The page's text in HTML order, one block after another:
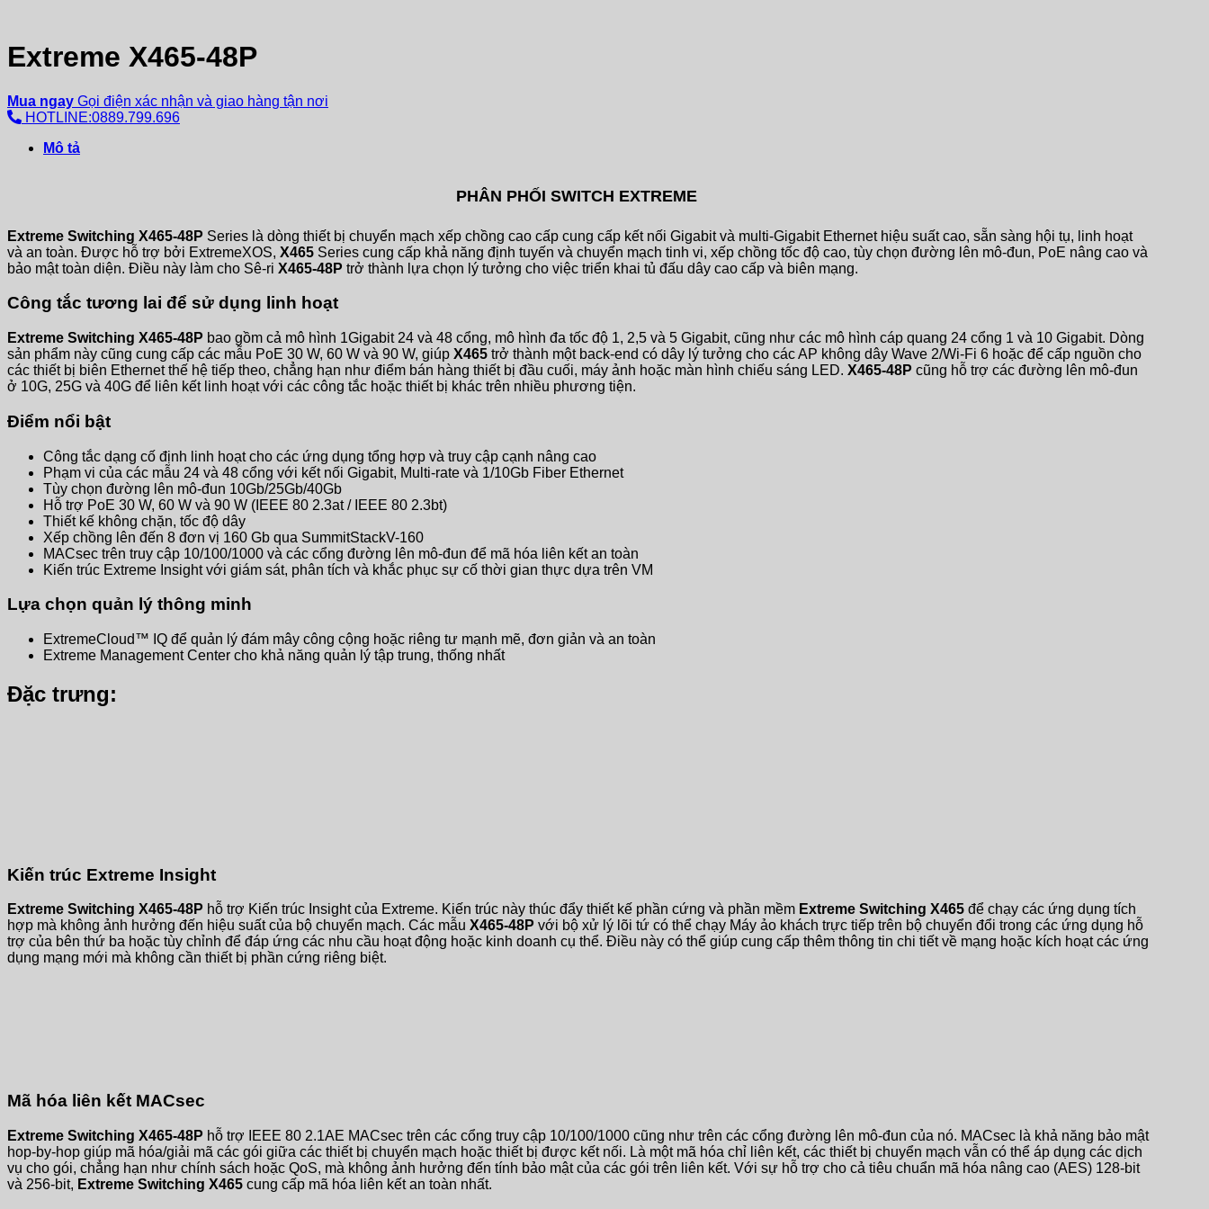
Extreme X465-48P
Mua ngay Gọi điện xác nhận và giao hàng tận nơi
HOTLINE:0889.799.696
Mô tả
PHÂN PHỐI SWITCH EXTREME
Extreme Switching X465-48P Series là dòng thiết bị chuyển mạch xếp chồng cao cấp cung cấp kết nối Gigabit và multi-Gigabit Ethernet hiệu suất cao, sẵn sàng hội tụ, linh hoạt
và an toàn. Được hỗ trợ bởi ExtremeXOS, X465 Series cung cấp khả năng định tuyến và chuyển mạch tinh vi, xếp chồng tốc độ cao, tùy chọn đường lên mô-đun, PoE nâng cao và
bảo mật toàn diện. Điều này làm cho Sê-ri X465-48P trở thành lựa chọn lý tưởng cho việc triển khai tủ đấu dây cao cấp và biên mạng.
Công tắc tương lai để sử dụng linh hoạt
Extreme Switching X465-48P bao gồm cả mô hình 1Gigabit 24 và 48 cổng, mô hình đa tốc độ 1, 2,5 và 5 Gigabit, cũng như các mô hình cáp quang 24 cổng 1 và 10 Gigabit. Dòng
sản phẩm này cũng cung cấp các mẫu PoE 30 W, 60 W và 90 W, giúp X465 trở thành một back-end có dây lý tưởng cho các AP không dây Wave 2/Wi-Fi 6 hoặc để cấp nguồn cho
các thiết bị biên Ethernet thế hệ tiếp theo, chẳng hạn như điểm bán hàng thiết bị đầu cuối, máy ảnh hoặc màn hình chiếu sáng LED. X465-48P cũng hỗ trợ các đường lên mô-đun
ở 10G, 25G và 40G để liên kết linh hoạt với các công tắc hoặc thiết bị khác trên nhiều phương tiện.
Điểm nổi bật
Công tắc dạng cố định linh hoạt cho các ứng dụng tổng hợp và truy cập cạnh nâng cao
Phạm vi của các mẫu 24 và 48 cổng với kết nối Gigabit, Multi-rate và 1/10Gb Fiber Ethernet
Tùy chọn đường lên mô-đun 10Gb/25Gb/40Gb
Hỗ trợ PoE 30 W, 60 W và 90 W (IEEE 80 2.3at / IEEE 80 2.3bt)
Thiết kế không chặn, tốc độ dây
Xếp chồng lên đến 8 đơn vị 160 Gb qua SummitStackV-160
MACsec trên truy cập 10/100/1000 và các cổng đường lên mô-đun để mã hóa liên kết an toàn
Kiến trúc Extreme Insight với giám sát, phân tích và khắc phục sự cố thời gian thực dựa trên VM
Lựa chọn quản lý thông minh
ExtremeCloud™ IQ để quản lý đám mây công cộng hoặc riêng tư mạnh mẽ, đơn giản và an toàn
Extreme Management Center cho khả năng quản lý tập trung, thống nhất
Đặc trưng:
Kiến trúc Extreme Insight
Extreme Switching X465-48P hỗ trợ Kiến trúc Insight của Extreme. Kiến trúc này thúc đẩy thiết kế phần cứng và phần mềm Extreme Switching X465 để chạy các ứng dụng tích
hợp mà không ảnh hưởng đến hiệu suất của bộ chuyển mạch. Các mẫu X465-48P với bộ xử lý lõi tứ có thể chạy Máy ảo khách trực tiếp trên bộ chuyển đổi trong các ứng dụng hỗ
trợ của bên thứ ba hoặc tùy chỉnh để đáp ứng các nhu cầu hoạt động hoặc kinh doanh cụ thể. Điều này có thể giúp cung cấp thêm thông tin chi tiết về mạng hoặc kích hoạt các ứng
dụng mạng mới mà không cần thiết bị phần cứng riêng biệt.
Mã hóa liên kết MACsec
Extreme Switching X465-48P hỗ trợ IEEE 80 2.1AE MACsec trên các cổng truy cập 10/100/1000 cũng như trên các cổng đường lên mô-đun của nó. MACsec là khả năng bảo mật
hop-by-hop giúp mã hóa/giải mã các gói giữa các thiết bị chuyển mạch hoặc thiết bị được kết nối. Là một mã hóa chỉ liên kết, các thiết bị chuyển mạch vẫn có thể áp dụng các dịch
vụ cho gói, chẳng hạn như chính sách hoặc QoS, mà không ảnh hưởng đến tính bảo mật của các gói trên liên kết. Với sự hỗ trợ cho cả tiêu chuẩn mã hóa nâng cao (AES) 128-bit
và 256-bit, Extreme Switching X465 cung cấp mã hóa liên kết an toàn nhất.